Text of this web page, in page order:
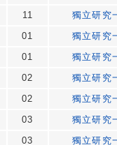
11
獨立研究
01
獨立研究
01
獨立研究
02
獨立研究
02
獨立研究
03
獨立研究
03
獨立研究